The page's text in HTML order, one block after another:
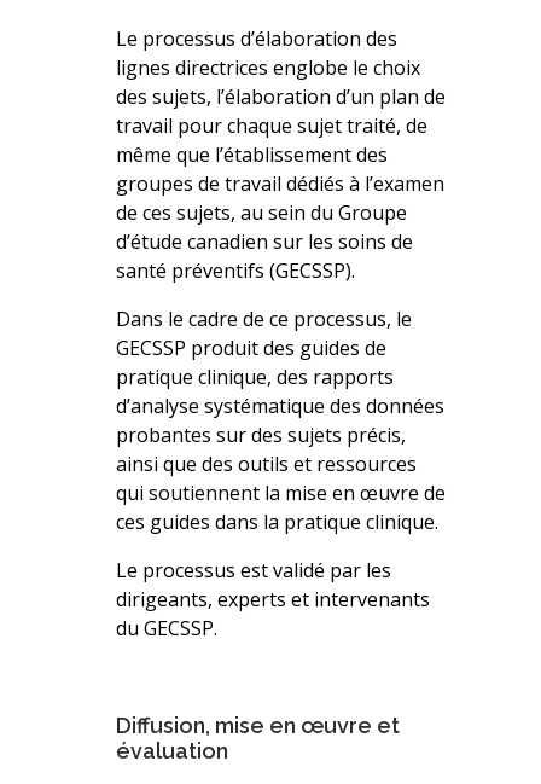
Le processus d’élaboration des
lignes directrices englobe le choix
des sujets, l’élaboration d’un plan de
travail pour chaque sujet traité, de
même que l’établissement des
groupes de travail dédiés à l’examen
de ces sujets, au sein du Groupe
d’étude canadien sur les soins de
santé préventifs (GECSSP).
Dans le cadre de ce processus, le
GECSSP produit des guides de
pratique clinique, des rapports
d’analyse systématique des données
probantes sur des sujets précis,
ainsi que des outils et ressources
qui soutiennent la mise en œuvre de
ces guides dans la pratique clinique.
Le processus est validé par les
dirigeants, experts et intervenants
du GECSSP.
Diffusion, mise en œuvre et
évaluation